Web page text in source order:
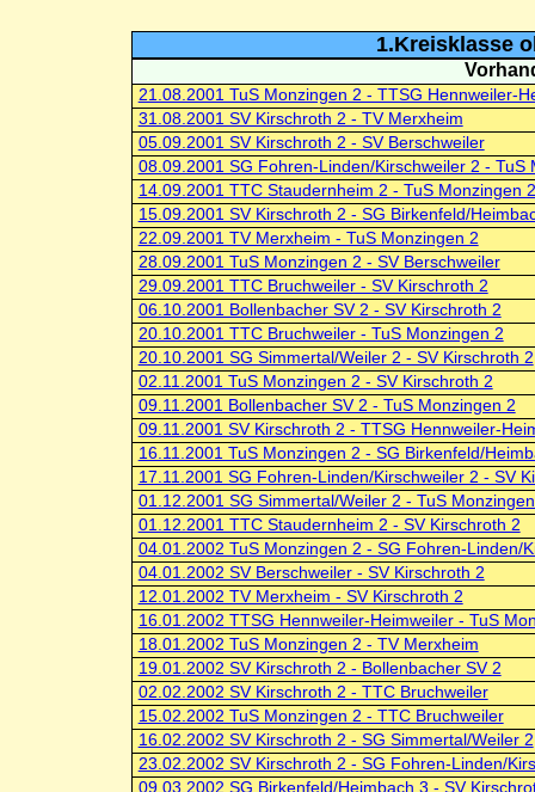
1.Kreisklasse
21.08.2001 TuS Monzingen 2 - TTSG Hennweiler-
31.08.2001 SV Kirschroth 2 - TV Merxheim
05.09.2001 SV Kirschroth 2 - SV Berschweiler
08.09.2001 SG Fohren-Linden/Kirschweiler 2 - TuS
14.09.2001 TTC Staudernheim 2 - TuS Monzingen 2
15.09.2001 SV Kirschroth 2 - SG Birkenfeld/
22.09.2001 TV Merxheim - TuS Monzingen 2
28.09.2001 TuS Monzingen 2 - SV Berschweiler
29.09.2001 TTC Bruchweiler - SV Kirschroth 2
06.10.2001 Bollenbacher SV 2 - SV Kirschroth 2
20.10.2001 TTC Bruchweiler - TuS Monzingen 2
20.10.2001 SG Simmertal/Weiler 2 - SV Kirschroth 2
02.11.2001 TuS Monzingen 2 - SV Kirschroth 2
09.11.2001 Bollenbacher SV 2 - TuS Monzingen 2
09.11.2001 SV Kirschroth 2 - TTSG Hennweiler-
16.11.2001 TuS Monzingen 2 - SG Birkenfeld/
17.11.2001 SG Fohren-Linden/Kirschweiler 2 - SV
01.12.2001 SG Simmertal/Weiler 2 - TuS
01.12.2001 TTC Staudernheim 2 - SV Kirschroth 2
04.01.2002 TuS Monzingen 2 - SG Fohren-Linden/
04.01.2002 SV Berschweiler - SV Kirschroth 2
12.01.2002 TV Merxheim - SV Kirschroth 2
16.01.2002 TTSG Hennweiler-Heimweiler - TuS
18.01.2002 TuS Monzingen 2 - TV Merxheim
19.01.2002 SV Kirschroth 2 - Bollenbacher SV 2
02.02.2002 SV Kirschroth 2 - TTC Bruchweiler
15.02.2002 TuS Monzingen 2 - TTC Bruchweiler
16.02.2002 SV Kirschroth 2 - SG Simmertal/Weiler 2
23.02.2002 SV Kirschroth 2 - SG Fohren-Linden/
09.03.2002 SG Birkenfeld/Heimbach 3 - SV